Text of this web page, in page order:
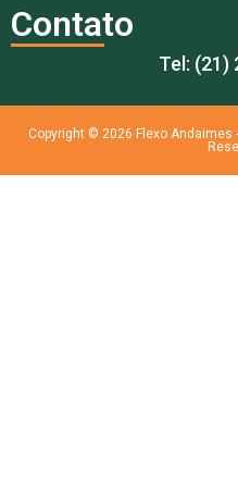
Contato
Tel: (21)
Copyright © 2026 Flexo Andaimes